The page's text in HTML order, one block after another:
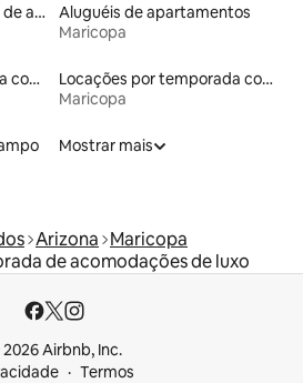
Aluguel por temporada de apart-hotéis
Aluguéis de apartamentos
Maricopa
Aluguéis por temporada com caiaque
Locações por temporada com piscina
Maricopa
Mostrar mais
Arizona Maricopa
de acomodações de luxo
Airbnb, Inc.
Termos